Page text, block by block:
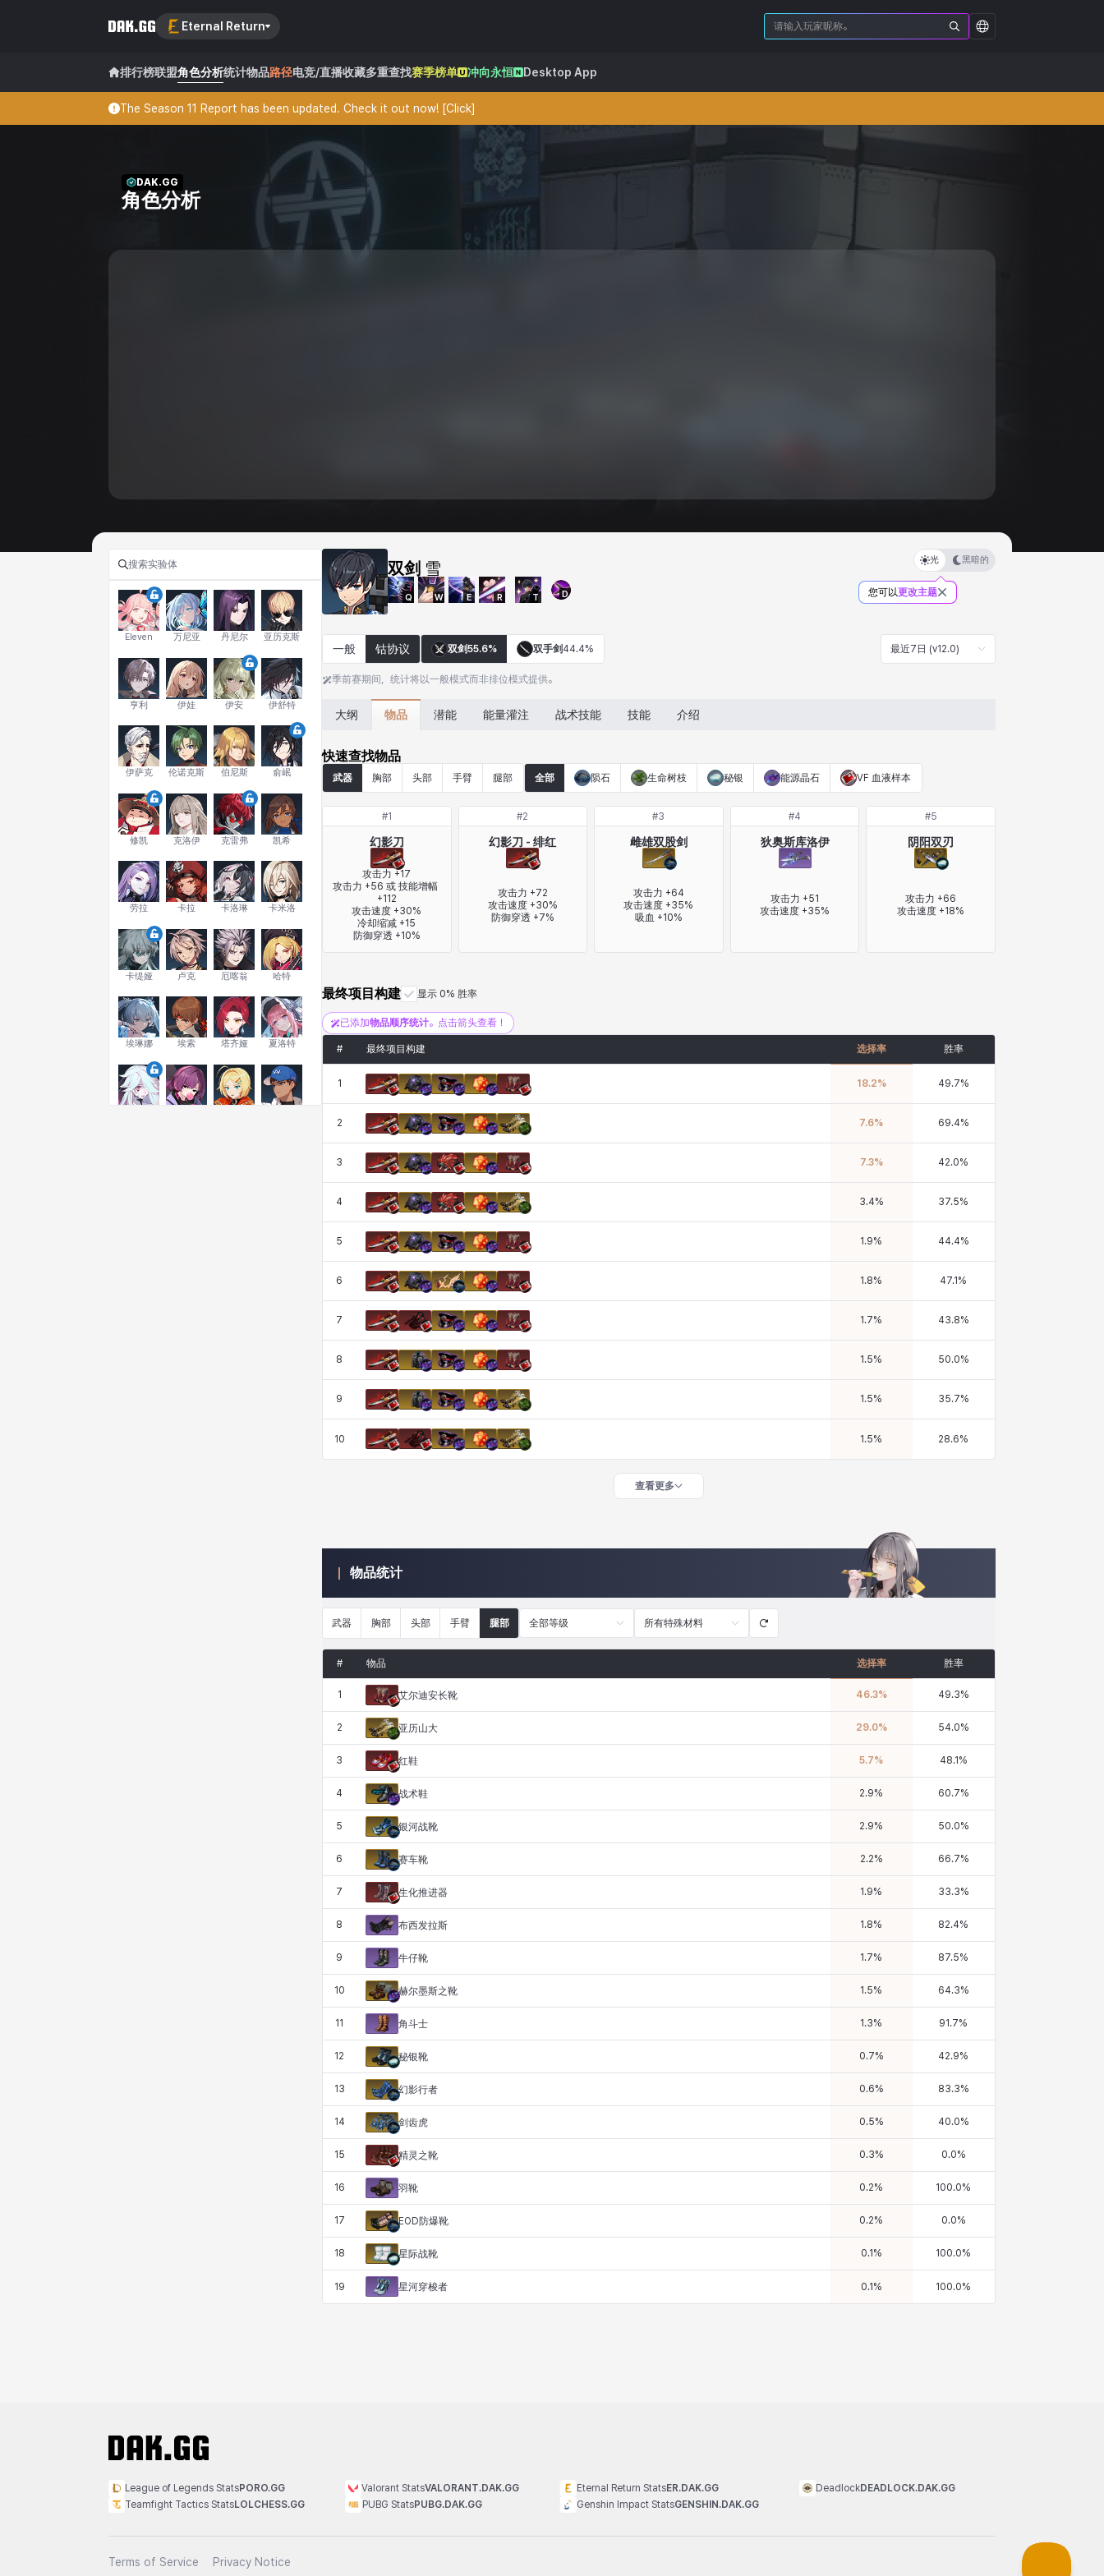
Eternal Return
排行榜联盟角色分析统计物品路径电竞/直播收藏多重查找赛季榜单 冲向永恒 Desktop App
The Season 11 Report has been updated. Check it out now! [Click]
DAK.GG
角色分析
Eleven 万尼亚 丹尼尔 亚历克斯
亨利 伊娃 伊安 伊舒特
伊萨克 伦诺克斯 伯尼斯 俞岷
修凯 克洛伊 克雷弗 凯希
劳拉 卡拉 卡洛琳 卡米洛
卡缇娅 卢克 厄喀翁 哈特
埃琳娜 埃索 塔齐娅 夏洛特
双剑 雪
Q W E R T D
光 黑暗的
您可以更改主题
一般 钴协议 双剑55.6% 双手剑 44.4% 最近7日 (v12.0)
季前赛期间，统计将以一般模式而非排位模式提供。
大纲 物品 潜能 能量灌注 战术技能 技能 介绍
快速查找物品
武器 胸部 头部 手臂 腿部 全部 陨石 生命树枝 秘银 能源晶石 VF 血液样本
#1
幻影刀
攻击力 +17
攻击力 +56 或 技能增幅
+112
攻击速度 +30%
冷却缩减 +15
防御穿透 +10%
#2
幻影刀 - 绯红
攻击力 +72
攻击速度 +30%
防御穿透 +7%
#3
雌雄双股剑
攻击力 +64
攻击速度 +35%
吸血 +10%
#4
狄奥斯库洛伊
攻击力 +51
攻击速度 +35%
#5
阴阳双刃
攻击力 +66
攻击速度 +18%
最终项目构建 显示 0% 胜率
已添加物品顺序统计。点击箭头查看！
# 最终项目构建 选择率 胜率
1 18.2% 49.7%
2 7.6% 69.4%
3 7.3% 42.0%
4 3.4% 37.5%
5 1.9% 44.4%
6 1.8% 47.1 %
7 1.7% 43.8%
8 1.5% 50.0%
9 1.5% 35.7%
10 1.5% 28.6%
查看更多
物品统计
武器 胸部 头部 手臂 腿部 全部等级 所有特殊材料
# 物品 选择率 胜率
1 艾尔迪安长靴 46.3% 49.3%
2 亚历山大 29.0% 54.0%
3 红鞋 5.7% 48.1 %
4 战术鞋 2.9% 60.7%
5 银河战靴 2.9% 50.0%
6 赛车靴 2.2% 66.7%
7 生化推进器 1.9% 33.3%
8 布西发拉斯 1.8% 82.4%
9 牛仔靴 1.7% 87.5%
10 赫尔墨斯之靴 1.5% 64.3%
11 角斗士 1.3% 91.7%
12 秘银靴 0.7% 42.9%
13 幻影行者 0.6% 83.3%
14 剑齿虎 0.5% 40.0%
15 精灵之靴 0.3% 0.0%
16 羽靴 0.2% 100.0%
17 EOD防爆靴 0.2% 0.0%
18 星际战靴 0.1 % 100.0%
19 星河穿梭者 0.1 % 100.0%
League of Legends StatsPORO.GG
Teamfight Tactics StatsLOLCHESS.GG
Valorant StatsVALORANT.DAK.GG
PUBG StatsPUBG.DAK.GG
Eternal Return StatsER.DAK.GG
Genshin Impact StatsGENSHIN.DAK.GG
DeadlockDEADLOCK.DAK.GG
Terms of Service Privacy Notice